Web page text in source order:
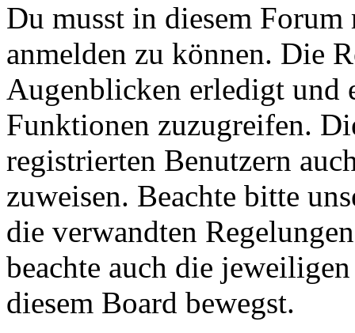
Du musst in diesem
anmelden zu können. Die
Augenblicken erledigt und
Funktionen zuzugreifen.
registrierten Benutzern
zuweisen. Beachte bitte
die verwandten
beachte auch die
diesem Board bewegst.